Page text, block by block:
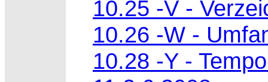
10.25 -V -
10.26 -W -
10.28 -Y -